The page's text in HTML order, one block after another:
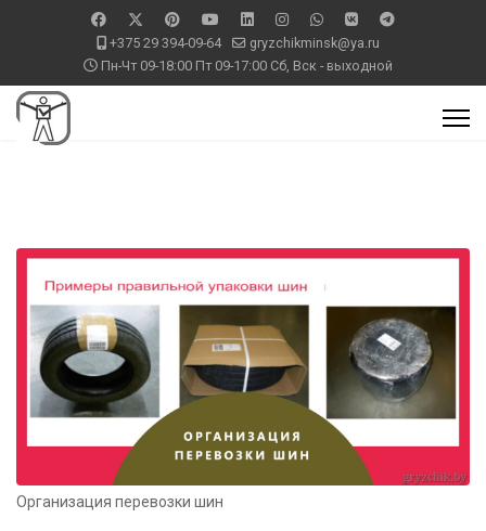
+375 29 394-09-64
gryzchikminsk@ya.ru
Пн-Чт 09-18:00 Пт 09-17:00 Сб, Вск - выходной
Организация перевозки шин